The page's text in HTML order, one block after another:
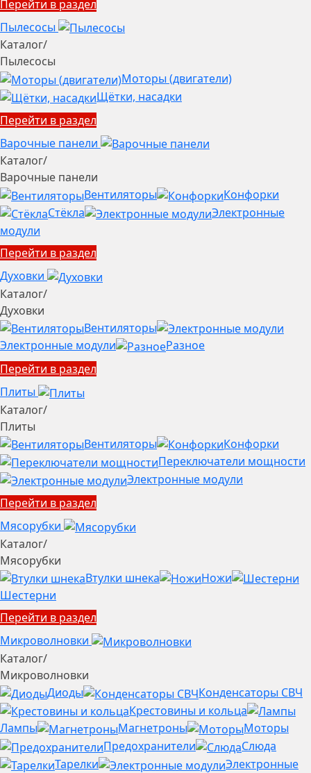
Перейти в раздел
Пылесосы
Каталог/
Пылесосы
Моторы (двигатели)
Щётки, насадки
Перейти в раздел
Варочные панели
Каталог/
Варочные панели
Вентиляторы
Конфорки
Стёкла
Электронные
модули
Перейти в раздел
Духовки
Каталог/
Духовки
Вентиляторы
Электронные модули
Разное
Перейти в раздел
Плиты
Каталог/
Плиты
Вентиляторы
Конфорки
Переключатели мощности
Электронные модули
Перейти в раздел
Мясорубки
Каталог/
Мясорубки
Втулки шнека
Ножи
Шестерни
Перейти в раздел
Микроволновки
Каталог/
Микроволновки
Диоды
Конденсаторы СВЧ
Крестовины и кольца
Лампы
Магнетроны
Моторы
Предохранители
Слюда
Тарелки
Электронные